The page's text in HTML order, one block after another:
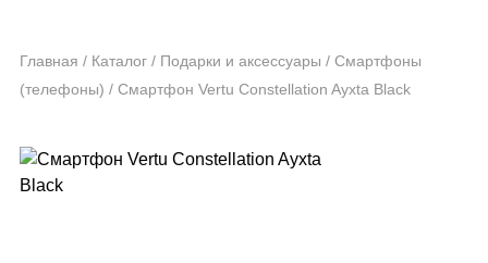
Главная / Каталог / Подарки и аксессуары / Смартфоны
(телефоны) / Смартфон Vertu Constellation Ayxta Black